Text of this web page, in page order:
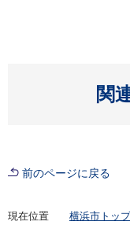
関
前のページに戻る
現在位置 横浜市トッ
指定管理者